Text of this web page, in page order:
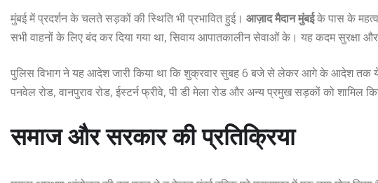
मुंबई में प्रदर्शन के चलते सड़कों की स्थिति भी प्रभावित हुई। आज़ाद मैदान मुंबईके पास के
सभी वाहनों के लिए बंद कर दिया गया था, सिवाय आपातकालीन सेवाओं के। यह कदम सुरक्षा
पुलिस विभाग ने यह आदेश जारी किया था कि शुक्रवार सुबह 6 बजे से लेकर आगे के आदेश तक ये
पनवेल रोड, वानपुराव रोड, ईस्टर्न फ्रीवे, पी डी मेला रोड और अन्य प्रमुख सड़कों को शामिल
समाज और सरकार की प्रतिक्रिया